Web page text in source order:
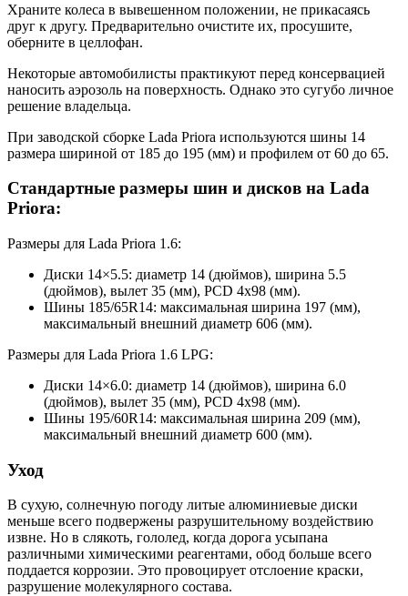
Храните колеса в вывешенном положении, не прикасаясь
друг к другу. Предварительно очистите их, просушите,
оберните в целлофан.
Некоторые автомобилисты практикуют перед консервацией
наносить аэрозоль на поверхность. Однако это сугубо личное
решение владельца.
При заводской сборке Lada Priora используются шины 14
размера шириной от 185 до 195 (мм) и профилем от 60 до 65.
Стандартные размеры шин и дисков на Lada
Priora:
Размеры для Lada Priora 1.6:
Диски 14×5.5: диаметр 14 (дюймов), ширина 5.5
(дюймов), вылет 35 (мм), PCD 4х98 (мм).
Шины 185/65R14: максимальная ширина 197 (мм),
максимальный внешний диаметр 606 (мм).
Размеры для Lada Priora 1.6 LPG:
Диски 14×6.0: диаметр 14 (дюймов), ширина 6.0
(дюймов), вылет 35 (мм), PCD 4х98 (мм).
Шины 195/60R14: максимальная ширина 209 (мм),
максимальный внешний диаметр 600 (мм).
Уход
В сухую, солнечную погоду литые алюминиевые диски
меньше всего подвержены разрушительному воздействию
извне. Но в слякоть, гололед, когда дорога усыпана
различными химическими реагентами, обод больше всего
поддается коррозии. Это провоцирует отслоение краски,
разрушение молекулярного состава.